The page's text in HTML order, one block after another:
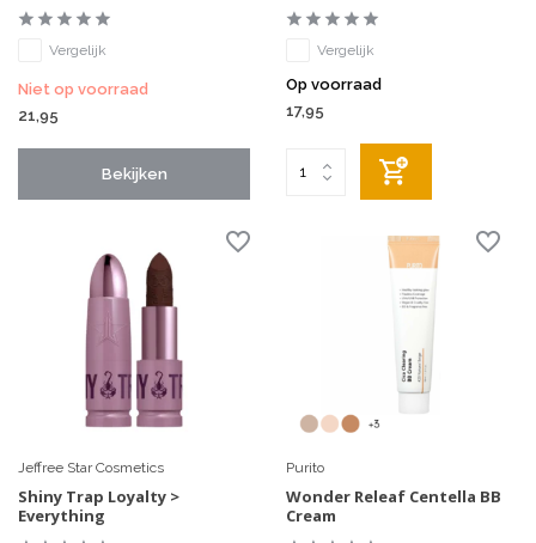
Vergelijk
Niet op voorraad
21,95
Bekijken
Vergelijk
Op voorraad
17,95
Jeffree Star Cosmetics
Shiny Trap Loyalty >
Everything
Purito
Wonder Releaf Centella BB
Cream